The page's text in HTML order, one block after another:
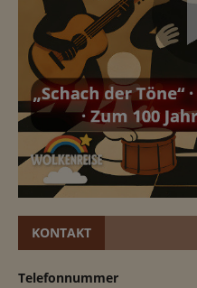
KONTAKT
Telefonnummer